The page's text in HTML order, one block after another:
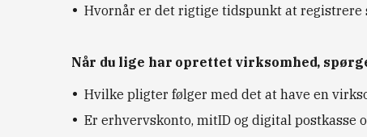
Hvornår er det rigtige tidspunkt at registrere
Når du lige har oprettet virksomhed,
Hvilke pligter følger med det at have en
Er erhvervskonto, mitID og digital postkasse